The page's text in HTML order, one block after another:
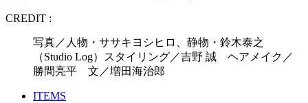
CREDIT :
写真／人物・ササキヨシヒロ、静物・鈴木泰之
（Studio Log）スタイリング／吉野 誠 ヘアメイク／
勝間亮平 文／増田海治郎
ITEMS